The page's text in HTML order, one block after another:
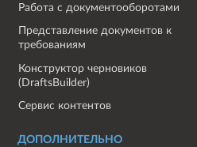
Работа с документооборотами
Представление документов к
требованиям
Конструктор черновиков
(DraftsBuilder)
Сервис контентов
ДОПОЛНИТЕЛЬНО